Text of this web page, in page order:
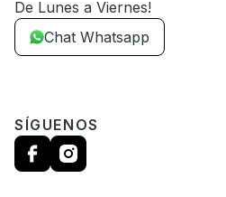
De Lunes a Viernes!
Chat Whatsapp
SÍGUENOS